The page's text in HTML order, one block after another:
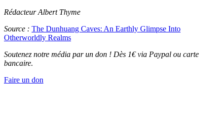
Rédacteur Albert Thyme
Source : The Dunhuang Caves: An Earthly Glimpse Into
Otherworldly Realms
Soutenez notre média par un don ! Dès 1€ via Paypal ou carte
bancaire.
Faire un don